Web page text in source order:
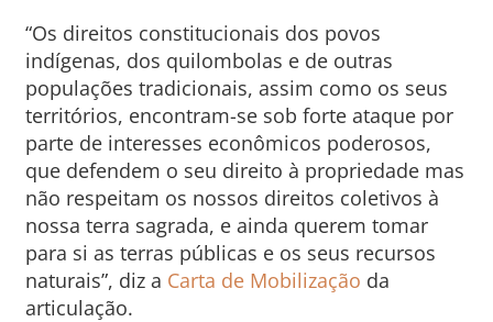
“Os direitos constitucionais dos povos
indígenas, dos quilombolas e de outras
populações tradicionais, assim como os seus
territórios, encontram-se sob forte ataque por
parte de interesses econômicos poderosos,
que defendem o seu direito à propriedade mas
não respeitam os nossos direitos coletivos à
nossa terra sagrada, e ainda querem tomar
para si as terras públicas e os seus recursos
naturais”, diz a Carta de Mobilização da
articulação.